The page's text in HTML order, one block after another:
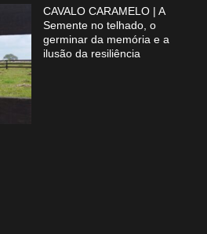
CAVALO CARAMELO | A
Semente no telhado, o
germinar da memória e a
ilusão da resiliência